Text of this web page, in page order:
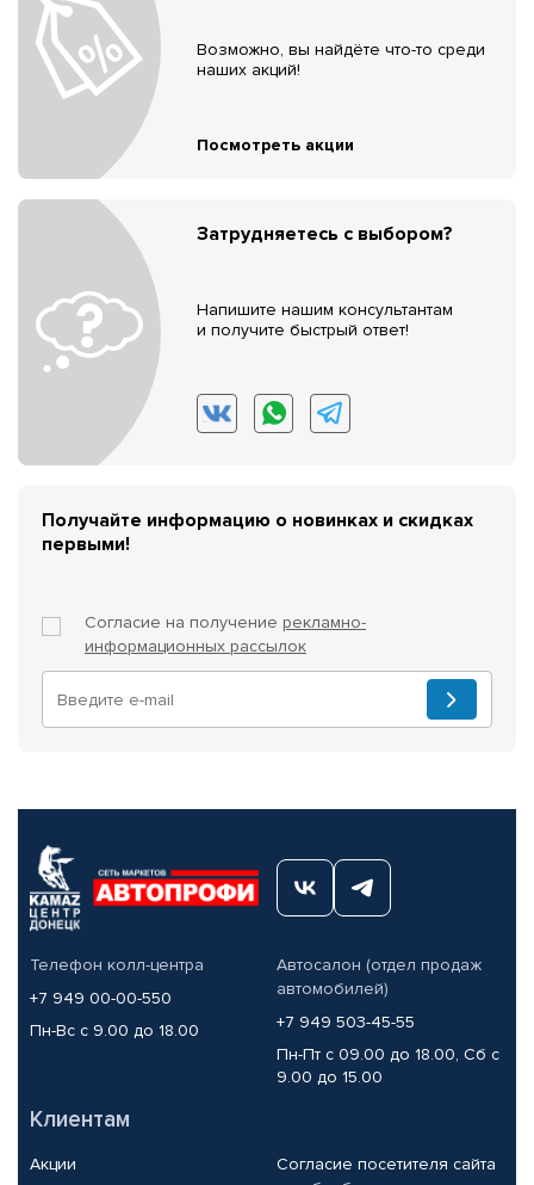
Возможно, вы найдёте что-то среди
наших акций!
Посмотреть акции
Затрудняетесь с выбором?
Напишите нашим консультантам
и получите быстрый ответ!
Получайте информацию о новинках и скидках
первыми!
Согласие на получение рекламно-
информационных рассылок
Телефон колл-центра
+7 949 00-00-550
Пн-Вс с 9.00 до 18.00
Автосалон (отдел продаж
автомобилей)
+7 949 503-45-55
Пн-Пт с 09.00 до 18.00, Сб с
9.00 до 15.00
Клиентам
Акции
Согласие посетителя сайта